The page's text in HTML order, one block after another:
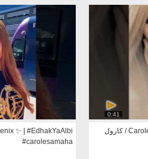
0:41
Carole Samaha - El Shark El Azim / كارول
✨ | #EdhakYaAlbi
#carolesamaha